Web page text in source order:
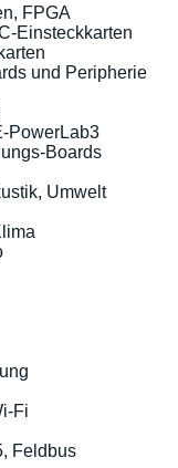
FPGA
Einsteckkarten
und Peripherie
PowerLab3
Boards
Umwelt
Fi
Feldbus